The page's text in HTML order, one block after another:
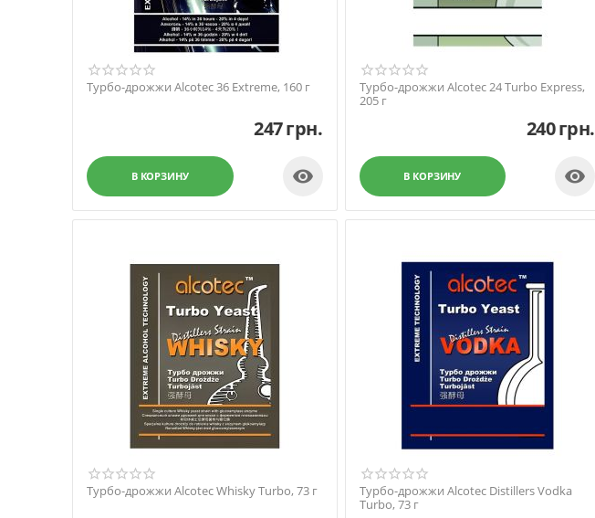
Турбо-дрожжи Alcotec 36 Extreme, 160 г
247грн.
В КОРЗИНУ 
Турбо-дрожжи Alcotec 24 Turbo Express,
205 г
240грн.
В КОРЗИНУ 
Турбо-дрожжи Alcotec Whisky Turbo, 73 г
Турбо-дрожжи Alcotec Distillers Vodka
Turbo, 73 г